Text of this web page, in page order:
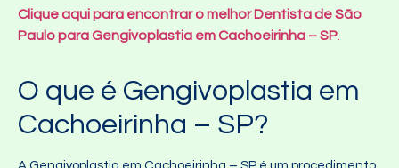
Clique aqui para encontrar o melhor Dentista de São
Paulo para Gengivoplastia em Cachoeirinha – SP
O que é Gengivoplastia em
Cachoeirinha – SP?